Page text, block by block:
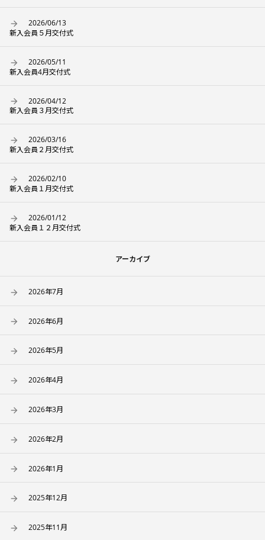
2026/06/13
新入会員５月交付式
2026/05/11
新入会員4月交付式
2026/04/12
新入会員３月交付式
2026/03/16
新入会員２月交付式
2026/02/10
新入会員１月交付式
2026/01/12
新入会員１２月交付式
アーカイブ
2026年7月
2026年6月
2026年5月
2026年4月
2026年3月
2026年2月
2026年1月
2025年12月
2025年11月